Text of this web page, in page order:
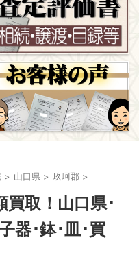
> 山口県 > 玖珂郡 >
取！山口県･
器･鉢･皿･買